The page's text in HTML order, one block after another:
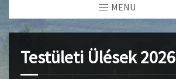
MENU
Testületi Ülések 2026